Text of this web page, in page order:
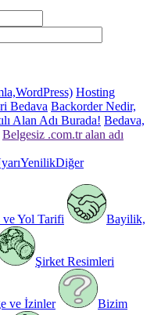
Hosting
Bedava Backorder Nedir,
Alan Adı Burada! Bedava,
Belgesiz .com.tr alan adı
YenilikDiğer
ve Yol Tarifi Bayilik,
Şirket Resimleri
ve İzinler Bizim